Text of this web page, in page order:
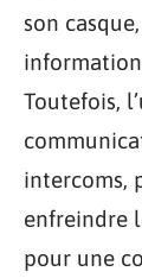
son
Toutefois,
intercoms,
enfreindre
pour une